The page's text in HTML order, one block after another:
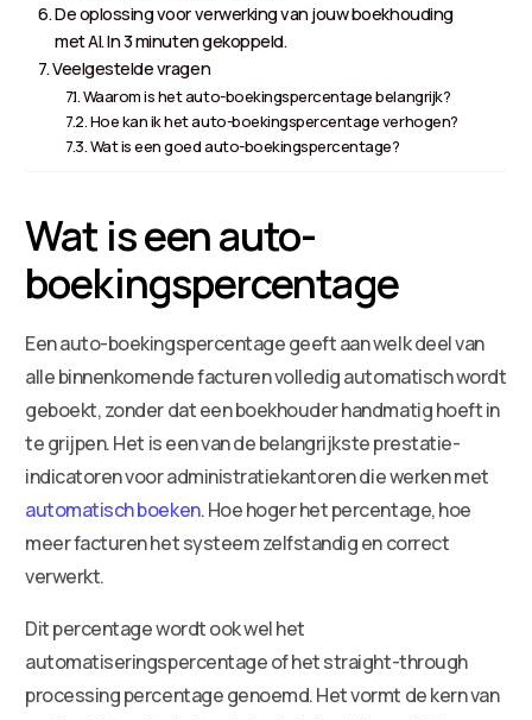
De oplossing voor verwerking van jouw boekhouding
met AI. In 3 minuten gekoppeld.
Veelgestelde vragen
Waarom is het auto-boekingspercentage belangrijk?
Hoe kan ik het auto-boekingspercentage verhogen?
Wat is een goed auto-boekingspercentage?
Wat is een auto-
boekingspercentage
Een auto-boekingspercentage geeft aan welk deel van
alle binnenkomende facturen volledig automatisch wordt
geboekt, zonder dat een boekhouder handmatig hoeft in
te grijpen. Het is een van de belangrijkste prestatie-
indicatoren voor administratiekantoren die werken met
automatisch boeken. Hoe hoger het percentage, hoe
meer facturen het systeem zelfstandig en correct
verwerkt.
Dit percentage wordt ook wel het
automatiseringspercentage of het straight-through
processing percentage genoemd. Het vormt de kern van